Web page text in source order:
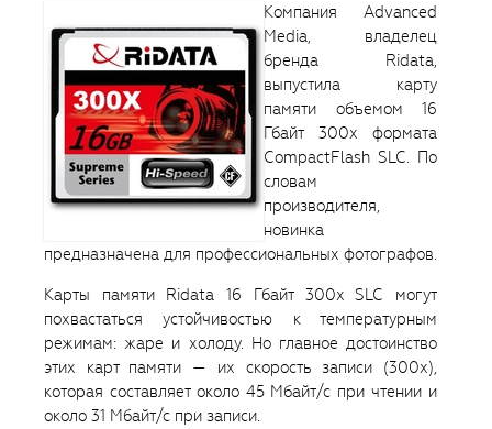
Компания Advanced
Media, владелец
бренда Ridata,
выпустила карту
памяти объемом 16
Гбайт 300x формата
CompactFlash SLC. По
словам
производителя,
новинка
предназначена для профессиональных фотографов.
Карты памяти Ridata 16 Гбайт 300x SLC могут
похвастаться устойчивостью к температурным
режимам: жаре и холоду. Но главное достоинство
этих карт памяти — их скорость записи (300х),
которая составляет около 45 Мбайт/с при чтении и
около 31 Мбайт/с при записи.